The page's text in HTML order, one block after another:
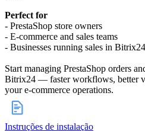
Perfect for
- PrestaShop store owners
- E-commerce and sales teams
- Businesses running sales in Bitrix24
Start managing PrestaShop orders
Bitrix24 — faster workflows, better
your e-commerce operations.
Instruções de instalação